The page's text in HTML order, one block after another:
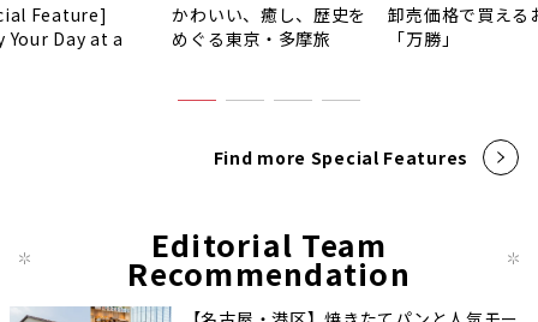
Feature]
Your Day at a
かわいい、癒し、歴史を
めぐる東京・多摩旅
卸売価格で買える
「万勝」
Find more Special Features
Editorial Team
Recommendation